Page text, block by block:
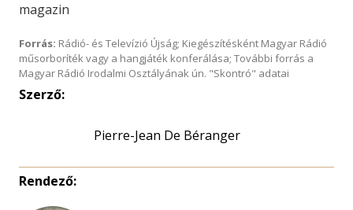
magazin
Forrás: Rádió- és Televízió Újság; Kiegészítésként Magyar Rádió
műsorboríték vagy a hangjáték konferálása; További forrás a
Magyar Rádió Irodalmi Osztályának ún. "Skontró" adatai
Szerző:
Pierre-Jean De Béranger
Rendező: